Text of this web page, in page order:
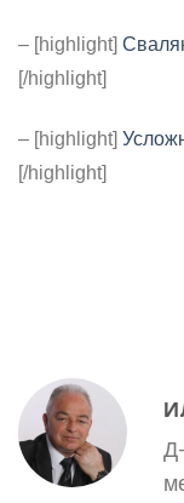
– [highlight]
[/highlight]
– [highlight]
[/highlight]